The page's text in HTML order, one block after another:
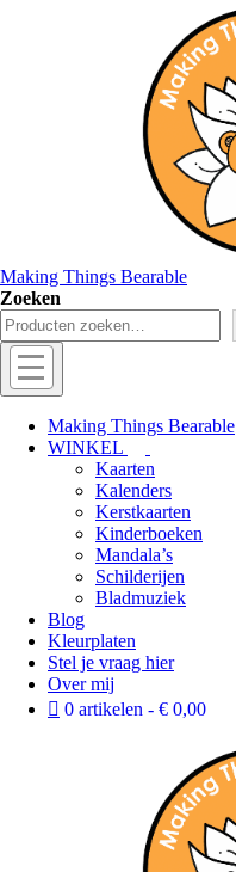
Making Things Bearable
Zoeken
Hoofd
navigatie
Menu
Making Things Bearable
WINKEL
Kaarten
Kalenders
Kerstkaarten
Kinderboeken
Mandala’s
Schilderijen
Bladmuziek
Blog
Kleurplaten
Stel je vraag hier
Over mij
0 artikelen
€ 0,00